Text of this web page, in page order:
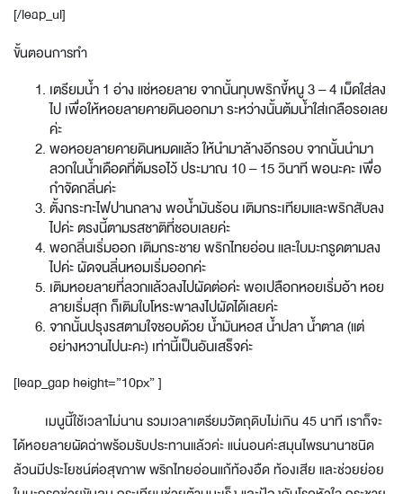
[/leap_ul]
ขั้นตอนการทำ
เตรียมน้ำ 1 อ่าง แช่หอยลาย จากนั้นทุบพริกขี้หนู 3 – 4 เม็ดใส่ลง
ไป เพื่อให้หอยลายคายดินออกมา ระหว่างนั้นต้มน้ำใส่เกลือรอเลย
ค่ะ
พอหอยลายคายดินหมดแล้ว ให้นำมาล้างอีกรอบ จากนั้นนำมา
ลวกในน้ำเดือดที่ต้มรอไว้ ประมาณ 10 – 15 วินาที พอนะคะ เพื่อ
กำจัดกลิ่นค่ะ
ตั้งกระทะไฟปานกลาง พอน้ำมันร้อน เติมกระเทียมและพริกสับลง
ไปค่ะ ตรงนี้ตามรสชาติที่ชอบเลยค่ะ
พอกลิ่นเริ่มออก เติมกระชาย พริกไทยอ่อน และใบมะกรูดตามลง
ไปค่ะ ผัดจนลิ่นหอมเริ่มออกค่ะ
เติมหอยลายที่ลวกแล้วลงไปผัดต่อค่ะ พอเปลือกหอยเริ่มอ้า หอย
ลายเริ่มสุก ก็เติมใบโหระพาลงไปผัดได้เลยค่ะ
จากนั้นปรุงรสตามใจชอบด้วย น้ำมันหอส น้ำปลา น้ำตาล (แต่
อย่างหวานไปนะคะ) เท่านี้เป็นอันเสร็จค่ะ
[leap_gap height=”10px” ]
เมนูนี้ใช้เวลาไม่นาน รวมเวลาเตรียมวัตถุดิบไม่เกิน 45 นาที เราก็จะ
ได้หอยลายผัดฉ่าพร้อมรับประทานแล้วค่ะ แน่นอนค่ะสมุนไพรนานาชนิด
ล้วนมีประโยชน์ต่อสุขภาพพริกไทยอ่อนแก้ท้องอืด ท้องเสีย และช่วยย่อย